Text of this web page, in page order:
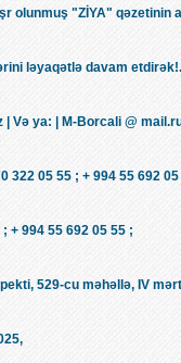
olunmuş "ZİYA" qəzetinin
ləyaqətlə davam
| Və ya: | M-Borcali @
322 05 55 ; + 994 55 692
+ 994 55 692 05 55 ;
529-cu məhəllə, IV